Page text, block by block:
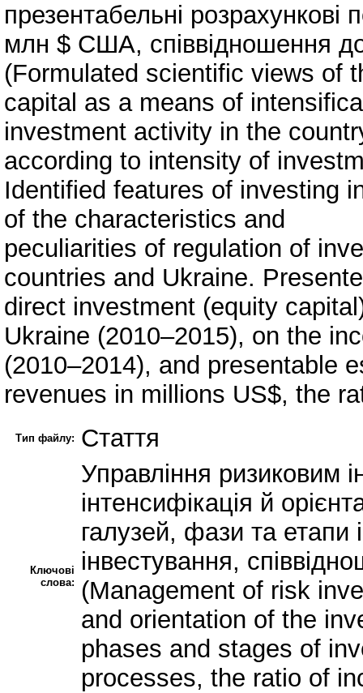
презентабельні
млн $ США, співвідношення
(Formulated scientific views of
capital as a means of
investment activity in the
according to intensity of
Identified features of investing
of the characteristics and
peculiarities of regulation of
countries and Ukraine.
direct investment (equity
Ukraine (2010–2015), on the
(2010–2014), and presentable
revenues in millions US$, the
Тип файлу: Стаття
Ключові
слова:
Управління ризиковим
інтенсифікація й
галузей, фази та етапи
інвестування,
(Management of risk
and orientation of the
phases and stages of
processes, the ratio of